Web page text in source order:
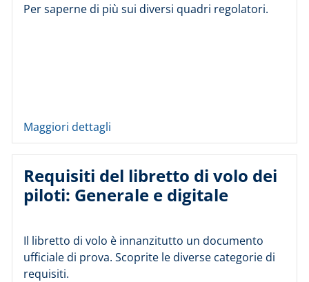
Per saperne di più sui diversi quadri regolatori.
Maggiori dettagli
Requisiti del libretto di volo dei
piloti: Generale e digitale
Il libretto di volo è innanzitutto un documento
ufficiale di prova. Scoprite le diverse categorie di
requisiti.